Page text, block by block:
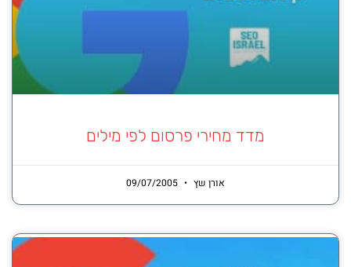
מדד מחירי פרסום לפי מילים
אורן שץ